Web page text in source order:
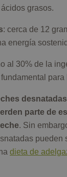
grasos.
: cerca de 12
energía
al 30% de la
para
parte de
. Sin
pueden
dieta de